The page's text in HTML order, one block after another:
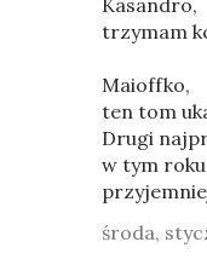
Kasandro,
trzymam
Maioffko,
ten tom
Drugi
w tym
środa,